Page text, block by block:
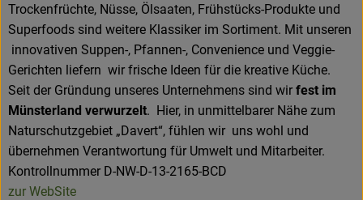
Trockenfrüchte, Nüsse, Ölsaaten, Frühstücks-Produkte und
Superfoods sind weitere Klassiker im Sortiment. Mit unseren
innovativen Suppen-, Pfannen-, Convenience und Veggie-
Gerichten liefern wir frische Ideen für die kreative Küche.
Seit der Gründung unseres Unternehmens sind wir fest im
Münsterland verwurzelt. Hier, in unmittelbarer Nähe zum
Naturschutzgebiet „Davert“, fühlen wir uns wohl und
übernehmen Verantwortung für Umwelt und Mitarbeiter.
Kontrollnummer D-NW-D-13-2165-BCD
zur WebSite